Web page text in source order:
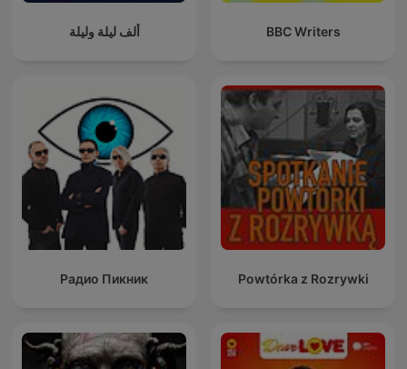
ألف ليلة وليلة BBC Writers
Радио Пикник Powtórka z Rozrywki